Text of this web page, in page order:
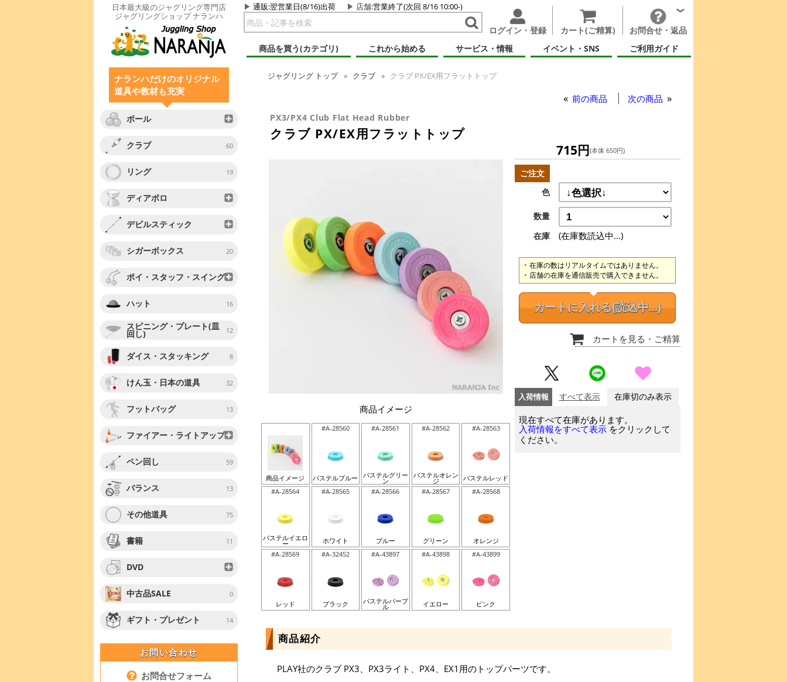
日本最大級のジャグリング専門店
ジャグリングショップ ナランハ
通販:翌営業日(8/16)出荷 店舗:営業終了(次回 8/16 10:00-)
ログイン・登録 カート(ご精算)
お問合せ・返品
商品を買う(カテゴリ)
これから始める サービス・情報 イベント・SNS ご利用ガイド
ナランハだけのオリジナル
道具や教材も充実
ボール
クラブ 60
リング 19
ディアボロ
デビルスティック
シガーボックス 20
ポイ・スタッフ・スイング
ハット 16
スピニング・プレート(皿
回し) 12
ダイス・スタッキング 8
けん玉・日本の道具 32
フットバッグ 13
ファイアー・ライトアップ
ペン回し 59
バランス 13
その他道具 75
書籍 11
DVD
中古品SALE 0
ギフト・プレゼント 14
お問い合わせ
お問合せフォーム
ジャグリング トップ クラブ クラブ PX/EX用フラットトップ
前の商品 次の商品
PX3/PX4 Club Flat Head Rubber
クラブ PX/EX用フラットトップ
商品イメージ
商品イメージ
#A-28560
パステルブルー
#A-28561
パステルグリー
ン
#A-28562
パステルオレン
ジ
#A-28563
パステルレッド
#A-28564
パステルイエロ
ー
#A-28565
ホワイト
#A-28566
ブルー
#A-28567
グリーン
#A-28568
オレンジ
#A-28569
レッド
#A-32452
ブラック
#A-43897
パステルパープ
ル
#A-43898
イエロー
#A-43899
ピンク
715円(本体 650円)
ご注文
色
数量
在庫
(在庫数読込中...)
在庫の数はリアルタイムではありません。
店舗の在庫を通信販売で購入できません。
カートに入れる(読込中...)
カートを見る ・ご精算
入荷情報 すべて表示 在庫切のみ表示
現在すべて在庫があります。
入荷情報をすべて表示 をクリックして
ください。
商品紹介
PLAY社のクラブ PX3、PX3ライト、PX4、EX1用のトップパーツです。